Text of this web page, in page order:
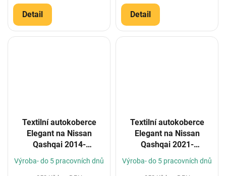
Detail Detail
Textilní autokoberce
Elegant na Nissan
Qashqai 2014-
(Konfigurátor)
Výroba- do 5 pracovních dnů
Textilní autokoberce
Elegant na Nissan
Qashqai 2021-
(Konfigurátor)
Výroba- do 5 pracovních dnů